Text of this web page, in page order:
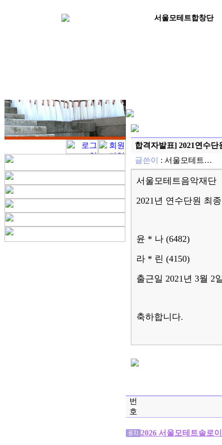
서울모테트합창단
합격자발표] 2021연수단
글쓴이
: 서울모테트…
서울모테트음악재단
2021년 연수단원 최
윤 * 나 (6482)
라 * 린 (4150)
출근일 2021년 3월 2
축하합니다.
번
호
2026 서울모테트솔로